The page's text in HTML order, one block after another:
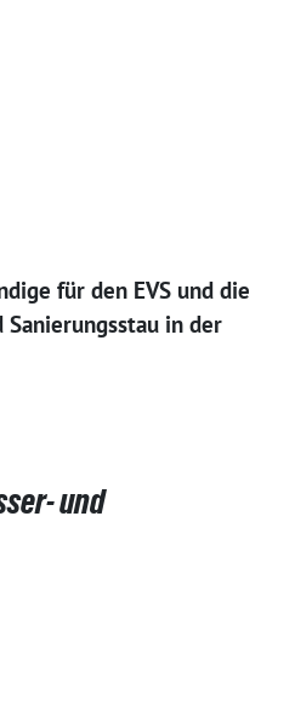
für den EVS und die
Sanierungsstau in der
und